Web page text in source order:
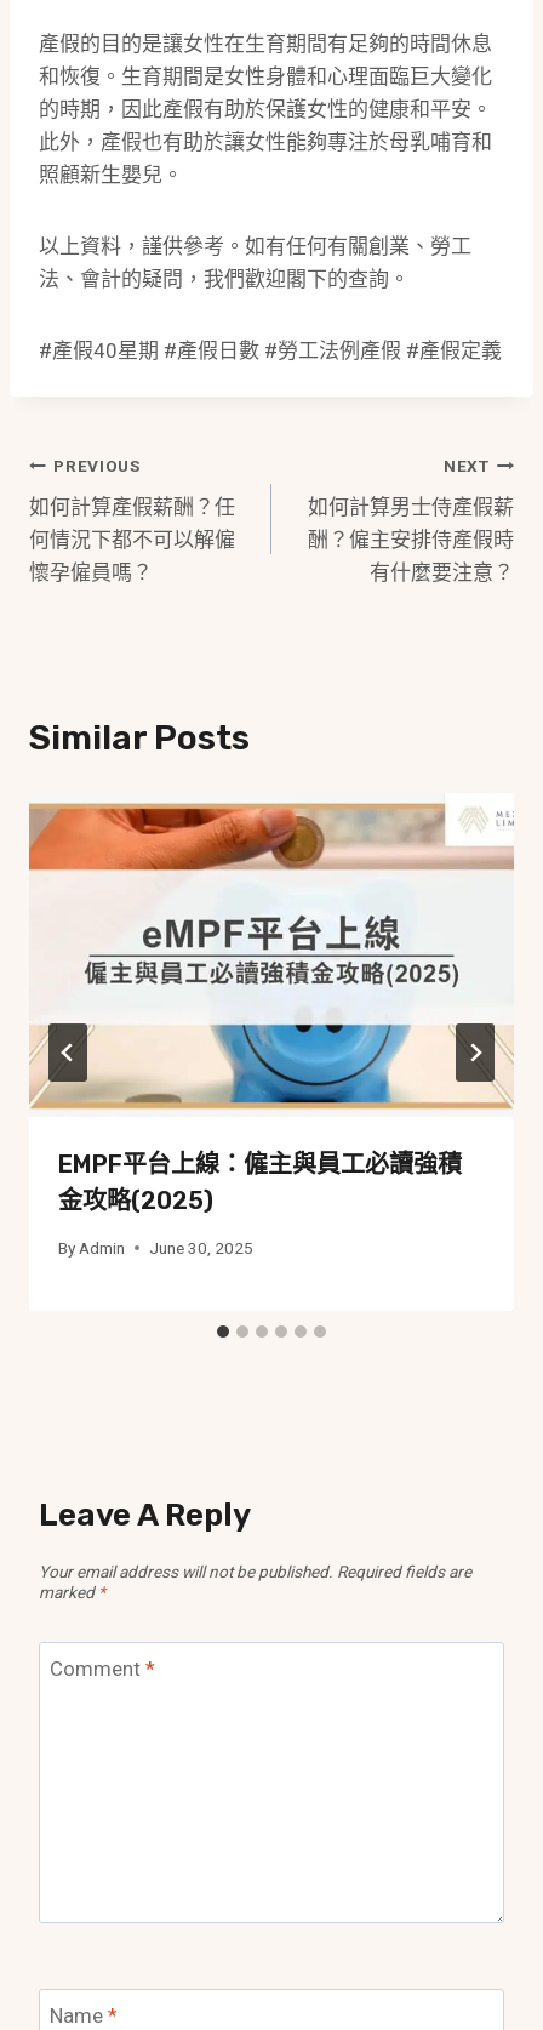
產假的目的是讓女性在生育期間有足夠的時間休息
和恢復。生育期間是女性身體和心理面臨巨大變化
的時期，因此產假有助於保護女性的健康和平安。
此外，產假也有助於讓女性能夠專注於母乳哺育和
照顧新生嬰兒。
以上資料，謹供參考。如有任何有關創業、勞工
法、會計的疑問，我們歡迎閣下的查詢。
#產假40星期 #產假日數 #勞工法例產假 #產假定義
Post
Navigation
PREVIOUS
如何計算產假薪酬？任
何情況下都不可以解僱
懷孕僱員嗎？
NEXT
如何計算男士侍產假薪
酬？僱主安排侍產假時
有什麼要注意？
Similar Posts
EMPF平台上線：僱主與員工必讀強積
金攻略(2025)
By Admin June 30, 2025
Leave A Reply
Your email address will not be published. Required fields are
marked *
Comment *
Name *